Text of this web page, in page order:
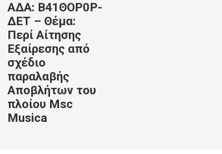
ΑΔΑ: Β41ΘΟΡ0Ρ-
ΔΕΤ – Θέμα:
Περί Αίτησης
Εξαίρεσης από
σχέδιο
παραλαβής
Αποβλήτων του
πλοίου Msc
Musica